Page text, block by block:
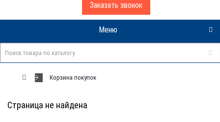
Заказать звонок
Меню
Корзина покупок
Страница не найдена